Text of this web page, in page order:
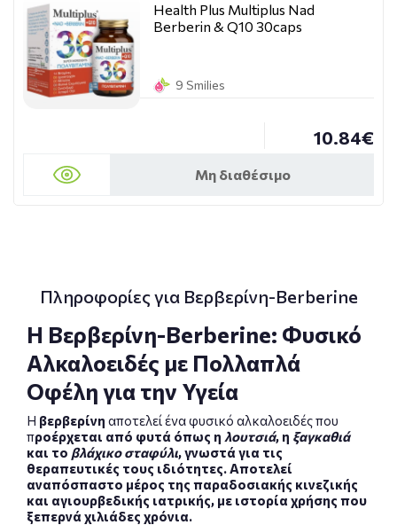
Health Plus Multiplus Nad
Berberin & Q10 30caps
9 Smilies
10.84€
Μη διαθέσιμο
Πληροφορίες για Βερβερίνη-Berberine
Η Βερβερίνη-Berberine: Φυσικό
Αλκαλοειδές με Πολλαπλά
Οφέλη για την Υγεία
Η βερβερίνη αποτελεί ένα φυσικό αλκαλοειδές που
προέρχεται από φυτά όπως η λουτσιά, η ξαγκαθιά
και το βλάχικο σταφύλι, γνωστά για τις
θεραπευτικές τους ιδιότητες. Αποτελεί
αναπόσπαστο μέρος της παραδοσιακής κινεζικής
και αγιουρβεδικής ιατρικής, με ιστορία χρήσης που
ξεπερνά χιλιάδες χρόνια.